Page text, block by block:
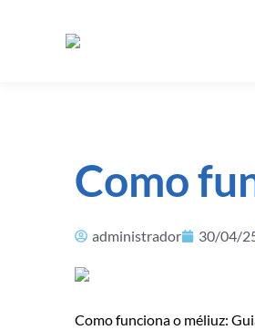
Como
administrador 30/04/
Como funciona o méliuz: